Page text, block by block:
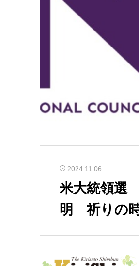
2024.11.06
米大統領選
明 祈りの